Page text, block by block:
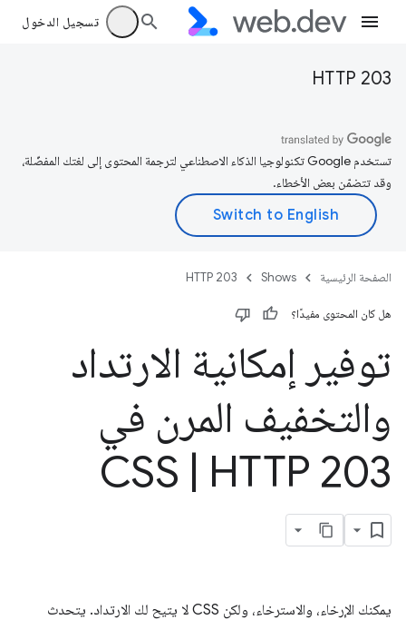
تسجيل الدخول
HTTP 203
تستخدم Google تكنولوجيا الذكاء الاصطناعي لترجمة المحتوى إلى لغتك المفضّلة،
وقد تتضمّن بعض الأخطاء.
الصفحة الرئيسية Shows
HTTP 203
هل كان المحتوى مفيدًا؟
توفير إمكانية الارتداد
والتخفيف المرن في
CSS
HTTP 203
يمكنك الإرخاء، والاسترخاء، ولكن CSS لا يتيح لك الارتداد. يتحدث